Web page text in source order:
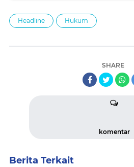
Headline Hukum
SHARE
komentar
Berita Terkait